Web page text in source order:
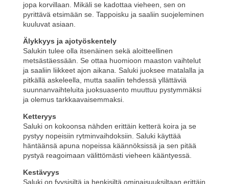
jopa korvillaan. Mikäli se kadottaa vieheen, sen on
pyrittävä etsimään se. Tappoisku ja saaliin suojeleminen
kuuluvat asiaan.
Älykkyys ja ajotyöskentely
Salukin tulee olla itsenäinen sekä aloitteellinen
metsästäessään. Se ottaa huomioon maaston vaihtelut
ja saaliin liikkeet ajon aikana. Saluki juoksee matalalla ja
pitkällä askeleella, mutta saaliin tehdessä yllättäviä
suunnanvaihteluita juoksuasento muuttuu pystymmäksi
ja olemus tarkkaavaisemmaksi.
Ketteryys
Saluki on kokoonsa nähden erittäin ketterä koira ja se
pystyy nopeisiin rytminvaihdoksiin. Saluki käyttää
häntäänsä apuna nopeissa käännöksissä ja sen pitää
pystyä reagoimaan välittömästi vieheen kääntyessä.
Kestävyys
Saluki on fyysisiltä ja henkisiltä ominaisuuksiltaan erittäin